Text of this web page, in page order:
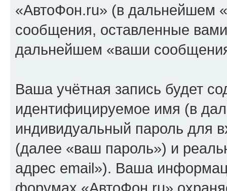
«АвтоФон.ru» (в дальнейшем
сообщения, оставленные
дальнейшем «ваши
Ваша учётная запись будет
идентифицируемое имя (в
индивидуальный пароль для
(далее «ваш пароль») и
адрес email»). Ваша
форумах «АвтоФон.ru»